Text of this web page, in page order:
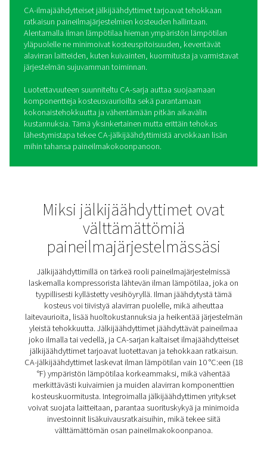
CA 1-14 Ilmajäähdytteiset
jälkijäähdyttimet
CA-ilmajäähdytteiset jälkijäähdyttimet tarjoavat
ratkaisun paineilmajärjestelmien kosteuden hallintaan.
Alentamalla ilman lämpötilaa hieman ympäristön
yläpuolelle ne minimoivat kosteuspitoisuuden,
alavirran laitteiden, kuten kuivainten, kuormitusta ja
järjestelmän sujuvamman toiminnan.
Luotettavuuteen suunniteltu CA-sarja auttaa
komponentteja kosteusvaurioilta sekä parantamaan